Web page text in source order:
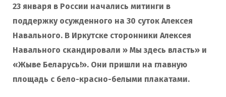
23 января в России начались митинги в
поддержку осужденного на 30 суток Алексея
Навального. В Иркутске сторонники Алексея
Навального скандировали » Мы здесь власть» и
«Жыве Беларусь!». Они пришли на главную
площадь с бело-красно-белыми плакатами.